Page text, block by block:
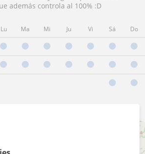
además controla al 100% :D
Lu Ma Mi Ju Vi Sá Do